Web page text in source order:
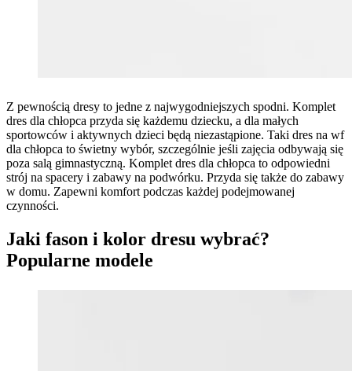
Z pewnością dresy to jedne z najwygodniejszych spodni. Komplet
dres dla chłopca przyda się każdemu dziecku, a dla małych
sportowców i aktywnych dzieci będą niezastąpione. Taki dres na wf
dla chłopca to świetny wybór, szczególnie jeśli zajęcia odbywają się
poza salą gimnastyczną. Komplet dres dla chłopca to odpowiedni
strój na spacery i zabawy na podwórku. Przyda się także do zabawy
w domu. Zapewni komfort podczas każdej podejmowanej
czynności.
Jaki fason i kolor dresu wybrać?
Popularne modele